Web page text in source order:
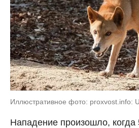
Иллюстративное фото: proxvost.info:
Нападение произошло, когда